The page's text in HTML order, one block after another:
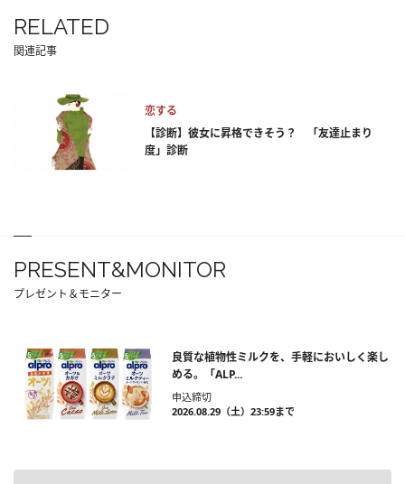
RELATED
関連記事
恋する
【診断】彼女に昇格できそう？ 「友達止まり
度」診断
PRESENT&MONITOR
プレゼント＆モニター
良質な植物性ミルクを、手軽においしく楽し
める。「ALP...
申込締切
2026.08.29（土）23:59まで